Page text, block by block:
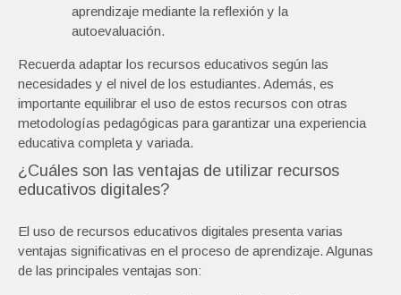
aprendizaje mediante la reflexión y la
autoevaluación.
Recuerda adaptar los recursos educativos según las
necesidades y el nivel de los estudiantes. Además, es
importante equilibrar el uso de estos recursos con otras
metodologías pedagógicas para garantizar una experiencia
educativa completa y variada.
¿Cuáles son las ventajas de utilizar recursos
educativos digitales?
El uso de recursos educativos digitales presenta varias
ventajas significativas en el proceso de aprendizaje. Algunas
de las principales ventajas son: